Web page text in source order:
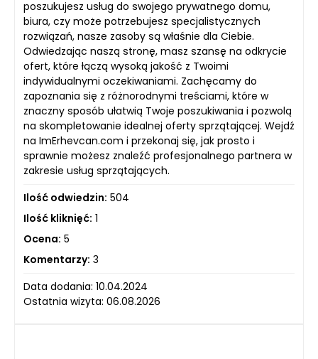
poszukujesz usług do swojego prywatnego domu,
biura, czy może potrzebujesz specjalistycznych
rozwiązań, nasze zasoby są właśnie dla Ciebie.
Odwiedzając naszą stronę, masz szansę na odkrycie
ofert, które łączą wysoką jakość z Twoimi
indywidualnymi oczekiwaniami. Zachęcamy do
zapoznania się z różnorodnymi treściami, które w
znaczny sposób ułatwią Twoje poszukiwania i pozwolą
na skompletowanie idealnej oferty sprzątającej. Wejdź
na ImErhevcan.com i przekonaj się, jak prosto i
sprawnie możesz znaleźć profesjonalnego partnera w
zakresie usług sprzątających.
Ilość odwiedzin: 504
Ilość kliknięć: 1
Ocena: 5
Komentarzy: 3
Data dodania: 10.04.2024
Ostatnia wizyta: 06.08.2026